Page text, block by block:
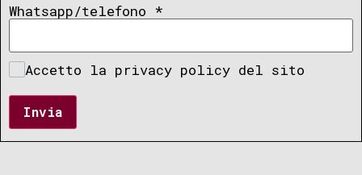
Whatsapp/telefono *
Accetto la privacy policy del sito
Invia